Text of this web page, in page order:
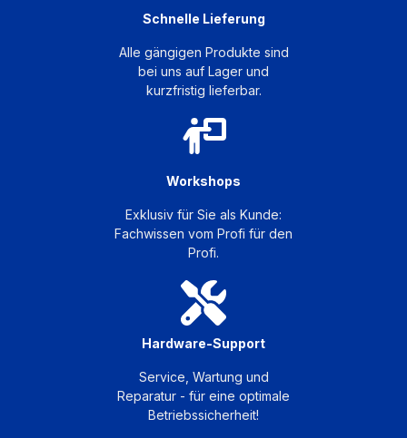
Schnelle Lieferung
Alle gängigen Produkte sind
bei uns auf Lager und
kurzfristig lieferbar.
Workshops
Exklusiv für Sie als Kunde:
Fachwissen vom Profi für den
Profi.
Hardware-Support
Service, Wartung und
Reparatur - für eine optimale
Betriebssicherheit!